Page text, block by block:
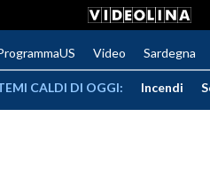
Video Sardegna
CALDI DI OGGI: Incendi